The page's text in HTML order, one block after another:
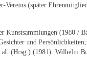
Vereins (später
Kunstsammlungen (1980 /
und
al. (Hrsg.) (1981): Wilhelm